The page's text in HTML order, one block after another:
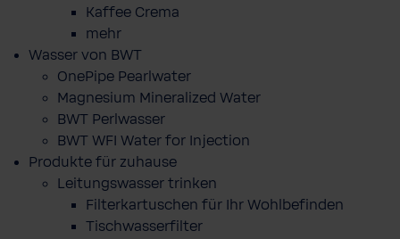
Kaffee Crema
mehr
Wasser von BWT
OnePipe Pearlwater
Magnesium Mineralized Water
BWT Perlwasser
BWT WFI Water for Injection
Produkte für zuhause
Leitungswasser trinken
Filterkartuschen für Ihr Wohlbefinden
Tischwasserfilter